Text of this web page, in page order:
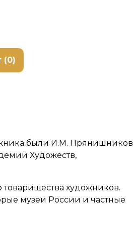
(0)
были И.М. Прянишников
Художеств,
товарищества художников.
музеи России и частные